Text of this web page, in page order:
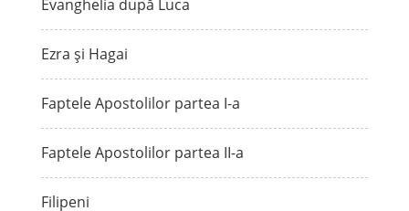
Evanghelia după Luca
Ezra și Hagai
Faptele Apostolilor partea I-a
Faptele Apostolilor partea II-a
Filipeni